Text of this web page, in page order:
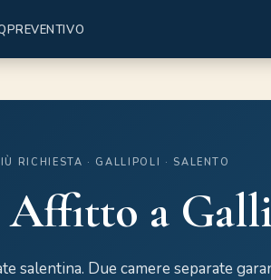
PREVENTIVO
RICHIESTA · GALLIPOLI · SALENTO
a
salentina. Due camere separate